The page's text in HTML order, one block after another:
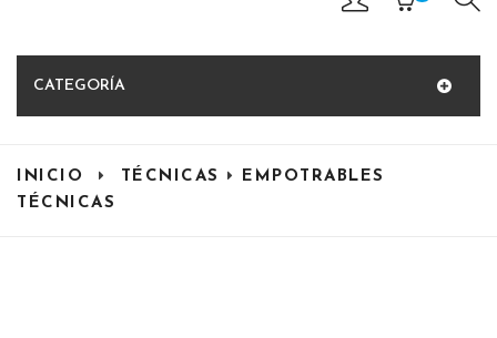
CATEGORÍA
INICIO TÉCNICAS
EMPOTRABLES
TÉCNICAS